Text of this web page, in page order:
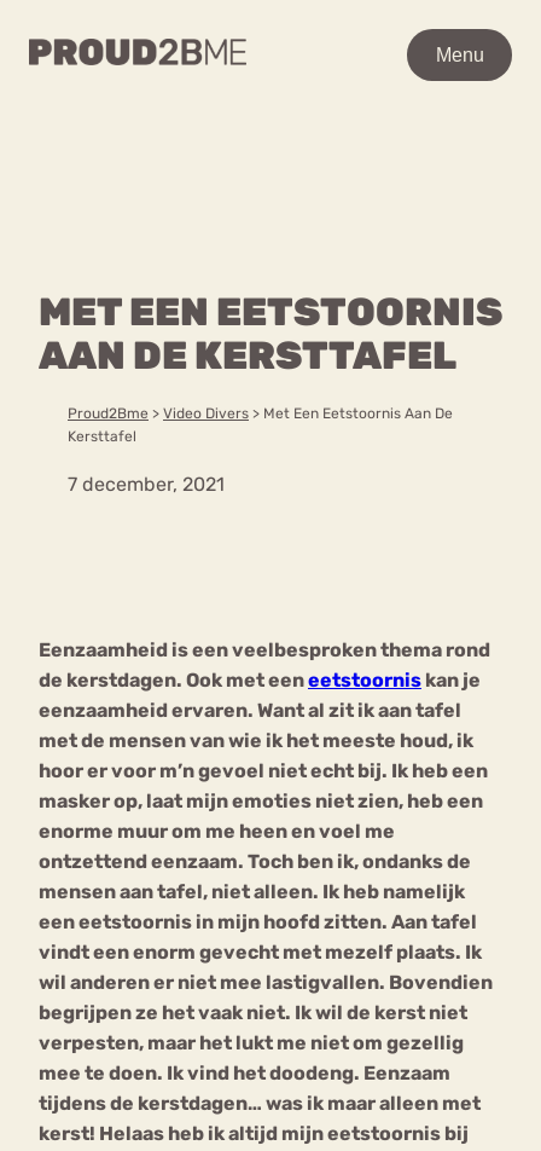
Menu
MET EEN EETSTOORNIS
AAN DE KERSTTAFEL
Proud2Bme > Video Divers > Met Een Eetstoornis Aan De
Kersttafel
7 december, 2021
Eenzaamheid is een veelbesproken thema rond
de kerstdagen. Ook met eeneetstoornis kan je
eenzaamheid ervaren. Want al zit ik aan tafel
met de mensen van wie ik het meeste houd, ik
hoor er voor m’n gevoel niet echt bij. Ik heb een
masker op, laat mijn emoties niet zien, heb een
enorme muur om me heen en voel me
ontzettend eenzaam. Toch ben ik, ondanks de
mensen aan tafel, niet alleen. Ik heb namelijk
een eetstoornis in mijn hoofd zitten. Aan tafel
vindt een enorm gevecht met mezelf plaats. Ik
wil anderen er niet mee lastigvallen. Bovendien
begrijpen ze het vaak niet. Ik wil de kerst niet
verpesten, maar het lukt me niet om gezellig
mee te doen. Ik vind het doodeng. Eenzaam
tijdens de kerstdagen… was ik maar alleen met
kerst! Helaas heb ik altijd mijn eetstoornis bij
Menu
Content
Over ons
Forum
WAAR BEN JE NAAR OP
Over proud2bme
Contact
Vacatures
Privacyverklaring
mia
Nerv
osa
Eetstoornis Anorexia Nervosa
Eetbuien Piekeren Sport
Trauma
Orthorexia
Afvallen Angst